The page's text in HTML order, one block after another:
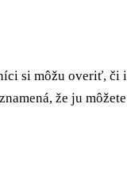
si môžu overiť, či
že ju